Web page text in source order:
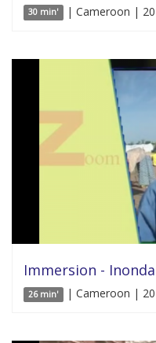
30 min' | Cameroon |
Immersion -
26 min' | Cameroon |